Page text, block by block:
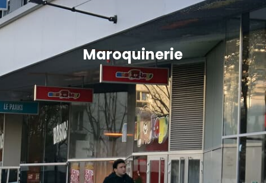
Maroquinerie